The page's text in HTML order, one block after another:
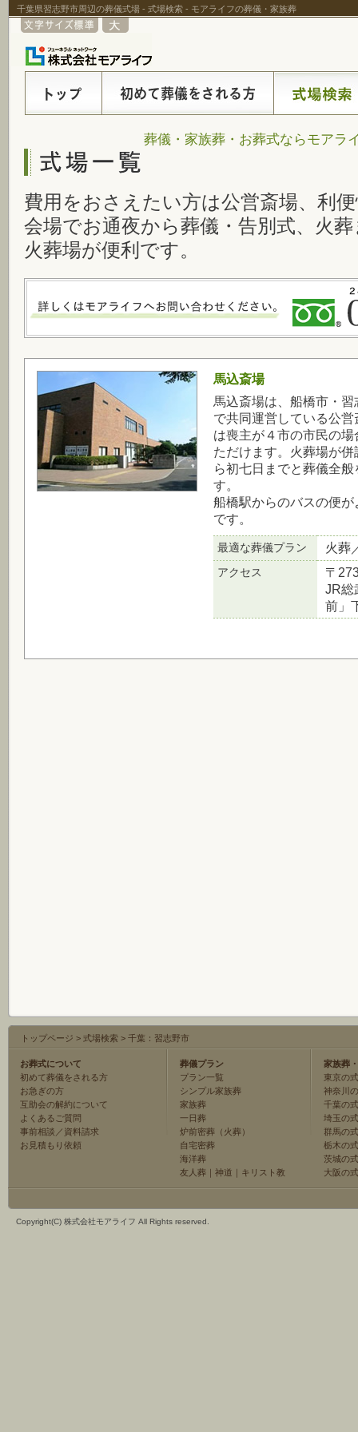
千葉県習志野市周辺の葬儀式場 - 式場検索 - モアライフの葬儀・家族葬
葬儀・家族葬・お葬式ならモアラ
費用をおさえたい方は公営斎場、利
会場でお通夜から葬儀・告別式、火
火葬場が便利です。
馬込斎場
馬込斎場は、船橋市・
で共同運営している公
は喪主が４市の市民の
ただけます。火葬場が
ら初七日までと葬儀全
す。
船橋駅からのバスの便
です。
最適な葬儀プラン 火葬
アクセス
〒
JR総
前」
トップページ > 式場検索 > 千葉：習志野市
お葬式について
初めて葬儀をされる方
お急ぎの方
互助会の解約について
よくあるご質問
事前相談／資料請求
お見積もり依頼
葬儀プラン
プラン一覧
シンプル家族葬
家族葬
一日葬
炉前密葬（火葬）
自宅密葬
海洋葬
友人葬 ｜ 神道 ｜ キリスト教
家族葬
東京の
神奈川
千葉の
埼玉の
群馬の
栃木の
茨城の
大阪の
Copyright(C) 株式会社モアライフ All Rights reserved.